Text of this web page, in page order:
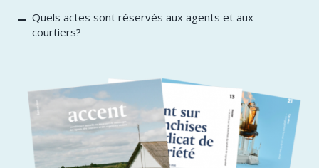
Quels actes sont réservés aux agents et aux
courtiers?